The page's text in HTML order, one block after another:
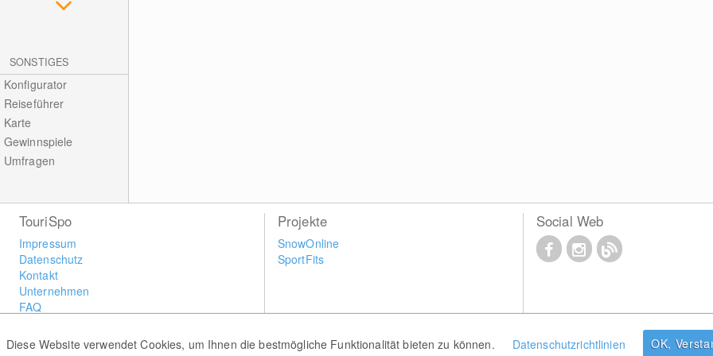
SONSTIGES
Konfigurator
Reiseführer
Karte
Gewinnspiele
Umfragen
Diese Website verwendet Cookies, um Ihnen die bestmögliche Funktionalität bieten zu können. Datenschutzrichtlinien OK,
TouriSpo
Impressum
Datenschutz
Kontakt
Unternehmen
FAQ
Widget
Projekte
SnowOnline
SportFits
Social Web